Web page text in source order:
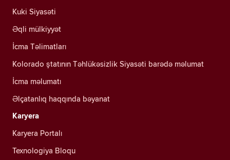
Kuki Siyasəti
Əqli mülkiyyət
İcma Təlimatları
Kolorado ştatının Təhlükəsizlik Siyasəti barədə məlumat
İcma məlumatı
Əlçatanlıq haqqında bəyanat
Karyera
Karyera Portalı
Texnologiya Bloqu